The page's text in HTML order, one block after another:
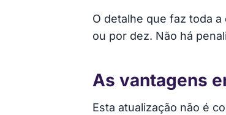
O detalhe que faz toda
ou por dez. Não há
As vantagens
Esta atualização não é